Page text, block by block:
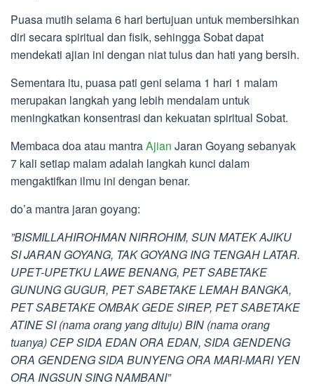
Puasa mutih selama 6 hari bertujuan untuk membersihkan
diri secara spiritual dan fisik, sehingga Sobat dapat
mendekati ajian ini dengan niat tulus dan hati yang bersih.
Sementara itu, puasa pati geni selama 1 hari 1 malam
merupakan langkah yang lebih mendalam untuk
meningkatkan konsentrasi dan kekuatan spiritual Sobat.
Membaca doa atau mantraAjian Jaran Goyang sebanyak
7 kali setiap malam adalah langkah kunci dalam
mengaktifkan ilmu ini dengan benar.
do’a mantra jaran goyang:
”BISMILLAHIROHMAN NIRROHIM, SUN MATEK AJIKU
SI JARAN GOYANG, TAK GOYANG ING TENGAH LATAR.
UPET-UPETKU LAWE BENANG, PET SABETAKE
GUNUNG GUGUR, PET SABETAKE LEMAH BANGKA,
PET SABETAKE OMBAK GEDE SIREP, PET SABETAKE
ATINE SI (nama orang yang dituju) BIN (nama orang
tuanya) CEP SIDA EDAN ORA EDAN, SIDA GENDENG
ORA GENDENG SIDA BUNYENG ORA MARI-MARI YEN
ORA INGSUN SING NAMBANI”